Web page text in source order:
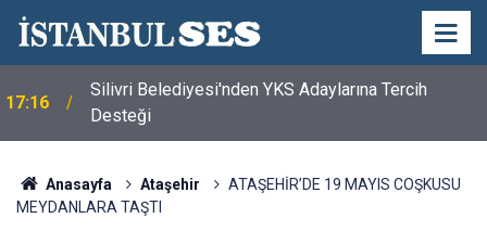
17:16
Silivri Belediyesi'nden YKS Adaylarına Tercih
Desteği
Anasayfa Ataşehir
ATAŞEHİR’DE 19 MAYIS COŞKUSU
MEYDANLARA TAŞTI